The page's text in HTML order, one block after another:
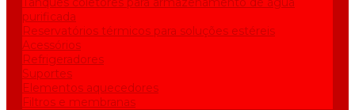
purificada
Reservatórios térmicos para soluções estéreis
Acessórios
Refrigeradores
Suportes
Elementos aquecedores
Filtros e membranas